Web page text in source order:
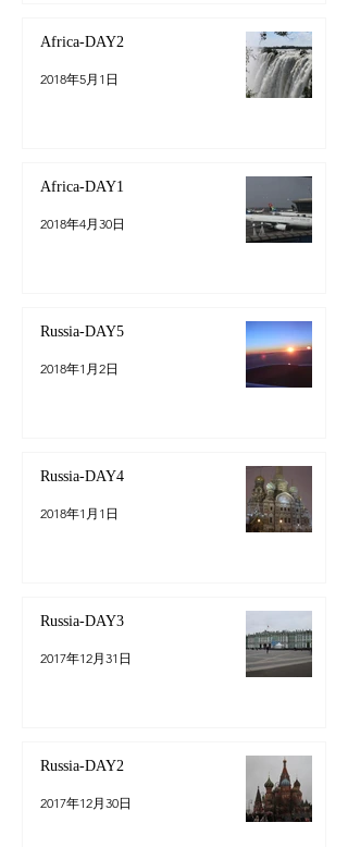
Africa-DAY2
2018年5月1日
Africa-DAY1
2018年4月30日
Russia-DAY5
2018年1月2日
Russia-DAY4
2018年1月1日
Russia-DAY3
2017年12月31日
Russia-DAY2
2017年12月30日